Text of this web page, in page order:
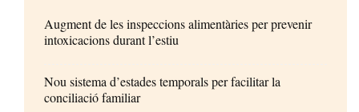
Augment de les inspeccions alimentàries per prevenir
intoxicacions durant l’estiu
Nou sistema d’estades temporals per facilitar la
conciliació familiar